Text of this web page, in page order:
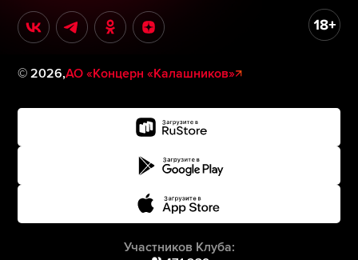
©2026,АО «Концерн «Калашников»
Участников Клуба: